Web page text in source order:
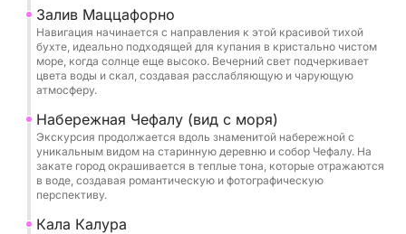
палубе с напитком в руке, купаясь в теплом свете
заката.
На борту вы найдете все необходимое для
незабываемого отдыха: приветственный напиток
при посадке, аперитив, подаваемый на якоре,
стереосистему, душ на открытом воздухе,
туалеты, затененные зоны и зоны отдыха, где вы
сможете наслаждаться каждым моментом по
своему усмотрению.
Залив Маццафорно
Навигация начинается с направления к этой красивой тихой
бухте, идеально подходящей для купания в кристально чистом
море, когда солнце еще высоко. Вечерний свет подчеркивает
цвета воды и скал, создавая расслабляющую и чарующую
атмосферу.
Набережная Чефалу (вид с моря)
Экскурсия продолжается вдоль знаменитой набережной с
уникальным видом на старинную деревню и собор Чефалу. На
закате город окрашивается в теплые тона, которые отражаются
в воде, создавая романтическую и фотографическую
перспективу.
Кала Калура